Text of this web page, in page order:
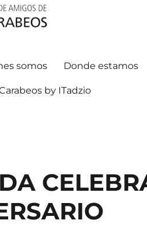
somos Donde estamos
by ITadzio